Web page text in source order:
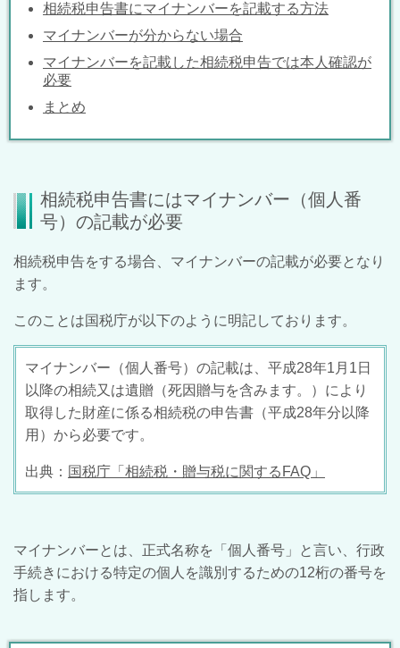
相続税申告書にマイナンバーを記載する方法
マイナンバーが分からない場合
マイナンバーを記載した相続税申告では本人確認が
必要
まとめ
相続税申告書にはマイナンバー（個人番
号）の記載が必要
相続税申告をする場合、マイナンバーの記載が必要となり
ます。
このことは国税庁が以下のように明記しております。
マイナンバー（個人番号）の記載は、平成28年1月1日
以降の相続又は遺贈（死因贈与を含みます。）により
取得した財産に係る相続税の申告書（平成28年分以降
用）から必要です。
出典： 国税庁「相続税・贈与税に関するFAQ」
マイナンバーとは、正式名称を「個人番号」と言い、行政
手続きにおける特定の個人を識別するための12桁の番号を
指します。